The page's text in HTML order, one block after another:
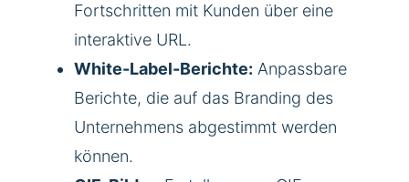
Fortschritten mit Kunden über eine
interaktive URL.
White-Label-Berichte: Anpassbare
Berichte, die auf das Branding des
Unternehmens abgestimmt werden
können.